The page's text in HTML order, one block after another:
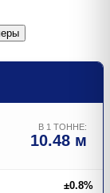
В 1 ТОННЕ:
10.48 м
±0.8%